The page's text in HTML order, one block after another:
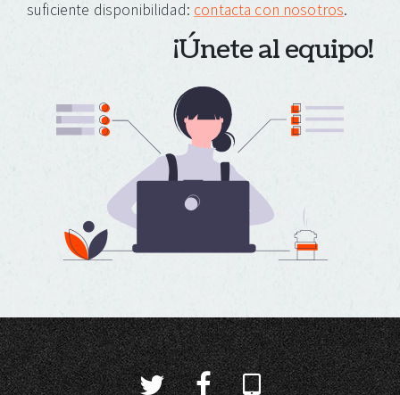
suficiente disponibilidad: contacta con nosotros.
¡Únete al equipo!